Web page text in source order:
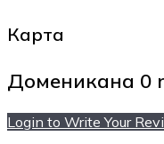
Карта
Доменикана 0
Login to Write Your